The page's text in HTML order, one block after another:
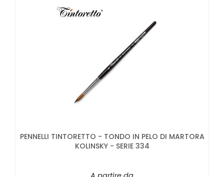
PENNELLI TINTORETTO - TONDO IN PELO DI MARTORA
KOLINSKY - SERIE 334